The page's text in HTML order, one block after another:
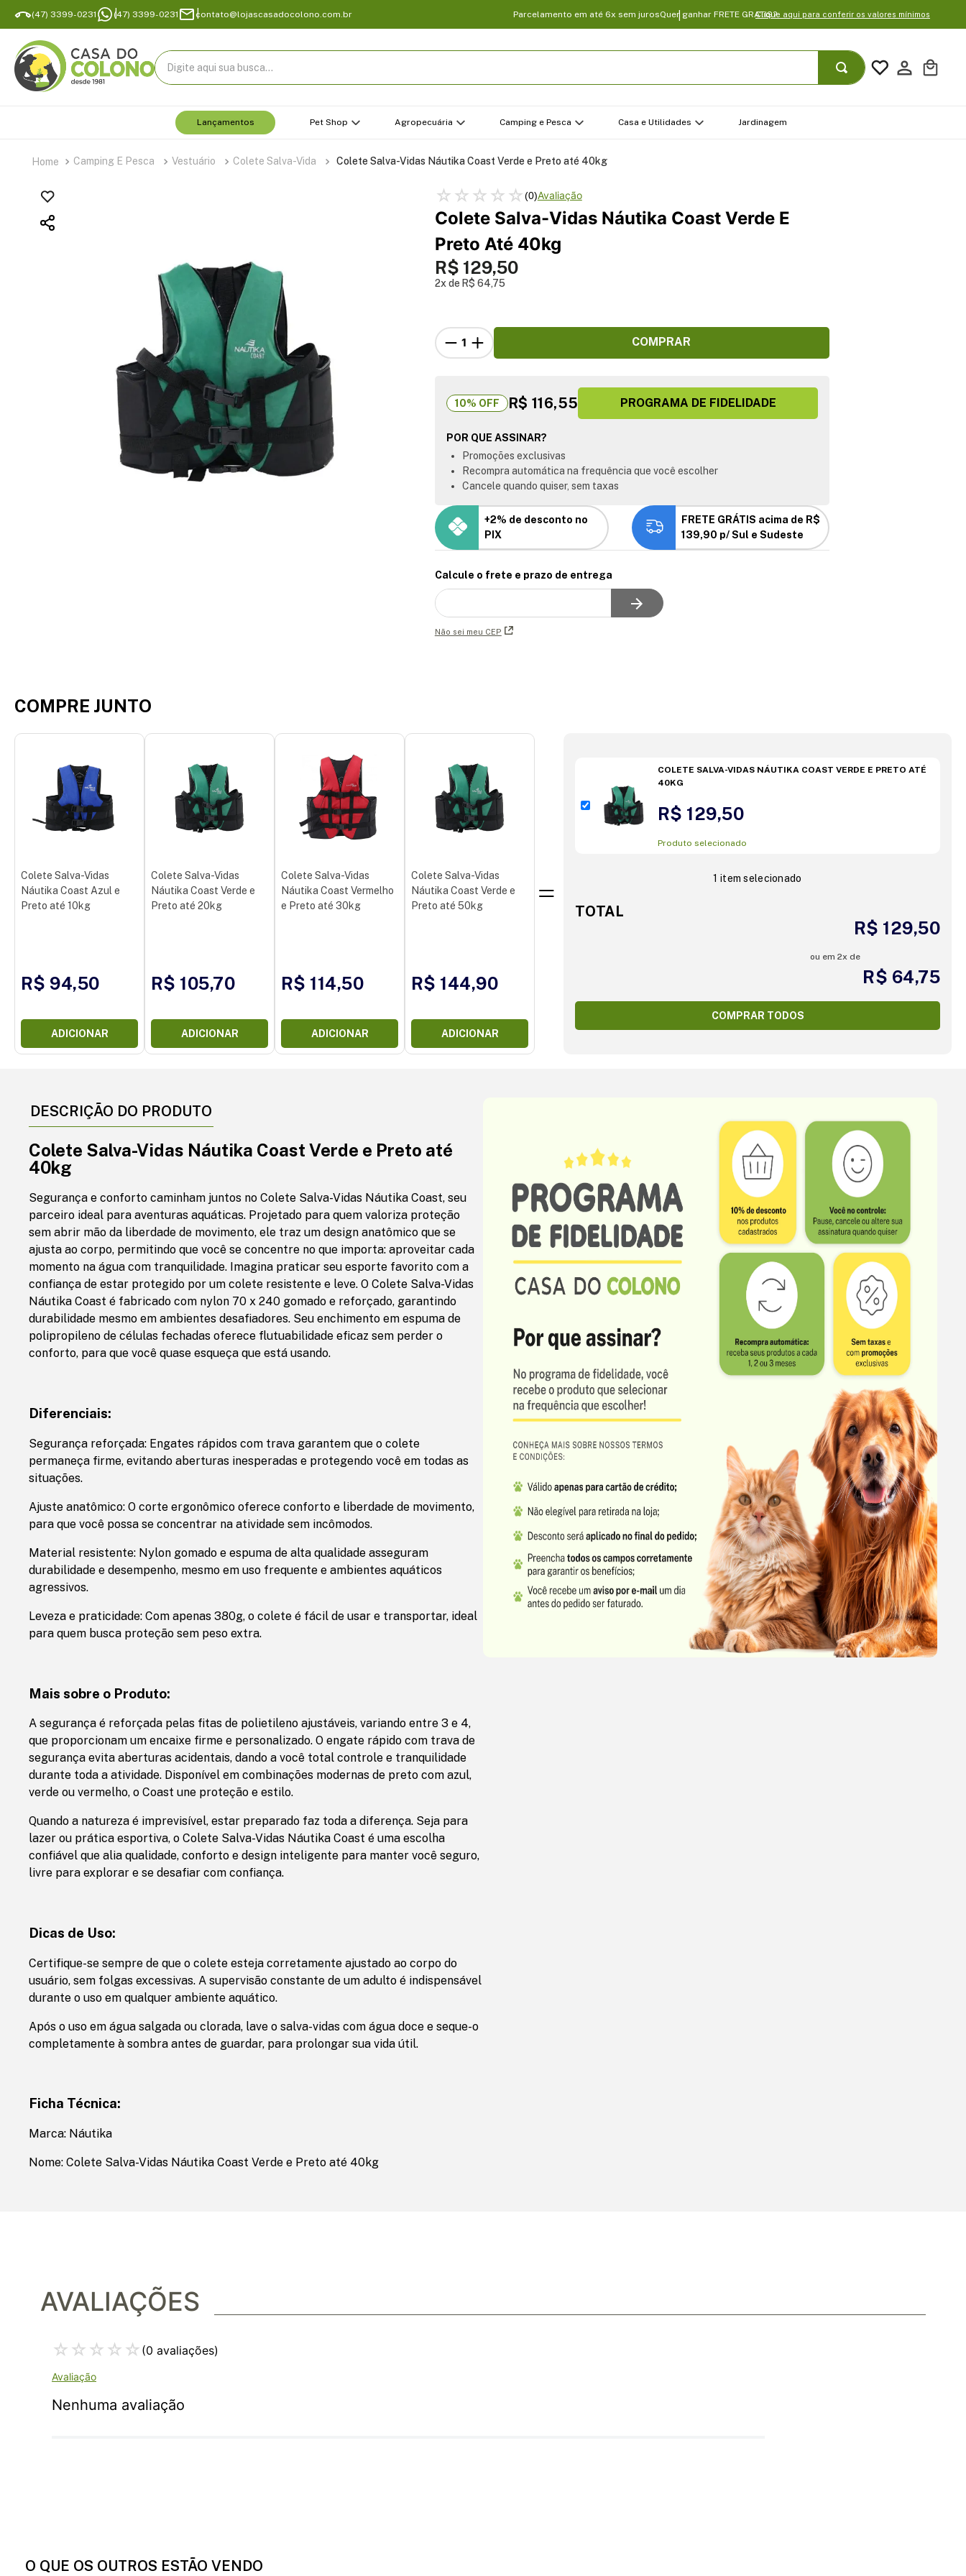
(47) 3399-0231 (47) 3399-0231 contato@lojascasadocolono.com.br Parcelamento em até 6x sem jurosQuer ganhar FRETE GRATIS?Clique aqui para conferir os valores mínimos
Digite aqui sua busca...
Lançamentos Pet Shop Agropecuária Camping e Pesca Casa e Utilidades Jardinagem
Camping E Pesca Vestuário Colete Salva-Vida Colete Salva-Vidas Náutika Coast Verde e Preto até 40kg
☆ ☆ ☆ ☆ ☆(0)
Colete Salva-Vidas Náutika Coast Verde E
Preto Até 40kg
R$ 129,50
2 R$ 64,75
COMPRAR
10% OFF R$ 116,55 PROGRAMA DE FIDELIDADE
POR QUE ASSINAR?
Promoções exclusivas
Recompra automática na frequência que você escolher
Cancele quando quiser, sem taxas
+2% de desconto no
PIX
FRETE GRÁTIS acima de R$
139,90 p/ Sul e Sudeste
Calcule o frete e prazo de entrega
Não sei meu CEP
COMPRE JUNTO
Colete Salva-Vidas
Náutika Coast Azul e
Preto até 10kg
R$ 94,50
ADICIONAR
Colete Salva-Vidas
Náutika Coast Verde e
Preto até 20kg
R$ 105,70
ADICIONAR
Colete Salva-Vidas
Náutika Coast Vermelho
e Preto até 30kg
R$ 114,50
ADICIONAR
Colete Salva-Vidas
Náutika Coast Verde e
Preto até 50kg
R$ 144,90
ADICIONAR
COLETE SALVA-VIDAS NÁUTIKA COAST VERDE E PRETO ATÉ
40KG
R$ 129,50
Produto selecionado
1 item selecionado
TOTAL
R$ 129,50
ou em2x de
R$ 64,75
COMPRAR TODOS
DESCRIÇÃO DO PRODUTO
Colete Salva-Vidas Náutika Coast Verde e Preto até
40kg
Segurança e conforto caminham juntos no Colete Salva-Vidas Náutika Coast, seu
parceiro ideal para aventuras aquáticas. Projetado para quem valoriza proteção
sem abrir mão da liberdade de movimento, ele traz um design anatômico que se
ajusta ao corpo, permitindo que você se concentre no que importa: aproveitar cada
momento na água com tranquilidade. Imagina praticar seu esporte favorito com a
confiança de estar protegido por um colete resistente e leve. O Colete Salva-Vidas
Náutika Coast é fabricado com nylon 70 x 240 gomado e reforçado, garantindo
durabilidade mesmo em ambientes desafiadores. Seu enchimento em espuma de
polipropileno de células fechadas oferece flutuabilidade eficaz sem perder o
conforto, para que você quase esqueça que está usando.
Diferenciais:
Segurança reforçada: Engates rápidos com trava garantem que o colete
permaneça firme, evitando aberturas inesperadas e protegendo você em todas as
situações.
Ajuste anatômico: O corte ergonômico oferece conforto e liberdade de movimento,
para que você possa se concentrar na atividade sem incômodos.
Material resistente: Nylon gomado e espuma de alta qualidade asseguram
durabilidade e desempenho, mesmo em uso frequente e ambientes aquáticos
agressivos.
Leveza e praticidade: Com apenas 380g, o colete é fácil de usar e transportar, ideal
para quem busca proteção sem peso extra.
Mais sobre o Produto:
A segurança é reforçada pelas fitas de polietileno ajustáveis, variando entre 3 e 4,
que proporcionam um encaixe firme e personalizado. O engate rápido com trava de
segurança evita aberturas acidentais, dando a você total controle e tranquilidade
durante toda a atividade. Disponível em combinações modernas de preto com azul,
verde ou vermelho, o Coast une proteção e estilo.
Quando a natureza é imprevisível, estar preparado faz toda a diferença. Seja para
lazer ou prática esportiva, o Colete Salva-Vidas Náutika Coast é uma escolha
confiável que alia qualidade, conforto e design inteligente para manter você seguro,
livre para explorar e se desafiar com confiança.
Dicas de Uso:
Certifique-se sempre de que o colete esteja corretamente ajustado ao corpo do
usuário, sem folgas excessivas. A supervisão constante de um adulto é indispensável
durante o uso em qualquer ambiente aquático.
Após o uso em água salgada ou clorada, lave o salva-vidas com água doce e seque-o
completamente à sombra antes de guardar, para prolongar sua vida útil.
Ficha Técnica:
Marca: Náutika
Nome: Colete Salva-Vidas Náutika Coast Verde e Preto até 40kg
AVALIAÇÕES
☆ ☆ ☆ ☆ ☆ (0 avaliações)
Nenhuma avaliação
O QUE OS OUTROS ESTÃO VENDO